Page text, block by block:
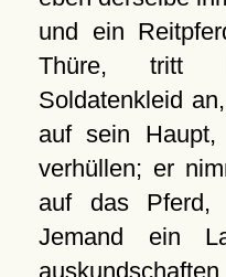
und ein
Thüre, tritt
Soldatenkleid
auf sein
verhüllen; er
auf das Pferd,
Jemand ein